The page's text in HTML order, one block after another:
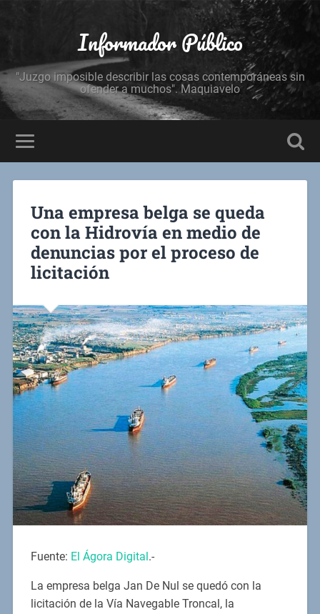
Informador Público
"Juzgo imposible describir las cosas contemporáneas sin
ofender a muchos". Maquiavelo
Una empresa belga se queda
con la Hidrovía en medio de
denuncias por el proceso de
licitación
Fuente: El Ágora Digital.-
La empresa belga Jan De Nul se quedó con la
licitación de la Vía Navegable Troncal, la